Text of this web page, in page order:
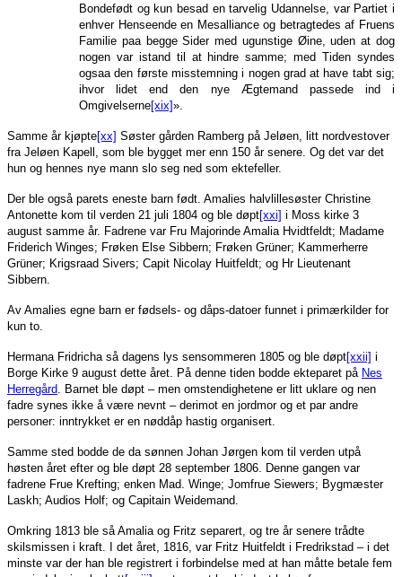
Bondefødt og kun besad en tarvelig Udannelse, var Partiet i
enhver Henseende en Mesalliance og betragtedes af Fruens
Familie paa begge Sider med ugunstige Øine, uden at dog
nogen var istand til at hindre samme; med Tiden syndes
ogsaa den første misstemning i nogen grad at have tabt sig;
ihvor lidet end den nye Ægtemand passede ind i
Omgivelserne[xix]».
Samme år kjøpte[xx] Søster gården Ramberg på Jeløen, litt nordvestover
fra Jeløen Kapell, som ble bygget mer enn 150 år senere. Og det var det
hun og hennes nye mann slo seg ned som ektefeller.
Der ble også parets eneste barn født. Amalies halvlillesøster Christine
Antonette kom til verden 21 juli 1804 og ble døpt[xxi] i Moss kirke 3
august samme år. Fadrene var Fru Majorinde Amalia Hvidtfeldt; Madame
Friderich Winges; Frøken Else Sibbern; Frøken Grüner; Kammerherre
Grüner; Krigsraad Sivers; Capit Nicolay Huitfeldt; og Hr Lieutenant
Sibbern.
Av Amalies egne barn er fødsels- og dåps-datoer funnet i primærkilder for
kun to.
Hermana Fridricha så dagens lys sensommeren 1805 og ble døpt[xxii] i
Borge Kirke 9 august dette året. På denne tiden bodde ekteparet på Nes
Herregård . Barnet ble døpt – men omstendighetene er litt uklare og nen
fadre synes ikke å være nevnt – derimot en jordmor og et par andre
personer: inntrykket er en nøddåp hastig organisert.
Samme sted bodde de da sønnen Johan Jørgen kom til verden utpå
høsten året efter og ble døpt 28 september 1806. Denne gangen var
fadrene Frue Krefting; enken Mad. Winge; Jomfrue Siewers; Bygmæster
Laskh; Audios Holf; og Capitain Weidemand.
Omkring 1813 ble så Amalia og Fritz separert, og tre år senere trådte
skilsmissen i kraft. I det året, 1816, var Fritz Huitfeldt i Fredrikstad – i det
minste var der han ble registrert i forbindelse med at han måtte betale fem